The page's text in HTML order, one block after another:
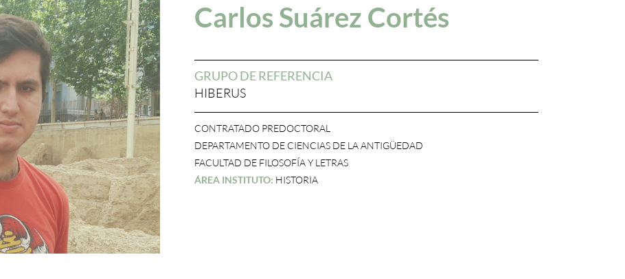
Carlos Suárez Cortés
GRUPO DE REFERENCIA
HIBERUS
CONTRATADO PREDOCTORAL
DEPARTAMENTO DE CIENCIAS DE LA ANTIGÜEDAD
FACULTAD DE FILOSOFÍA Y LETRAS
ÁREA INSTITUTO: HISTORIA